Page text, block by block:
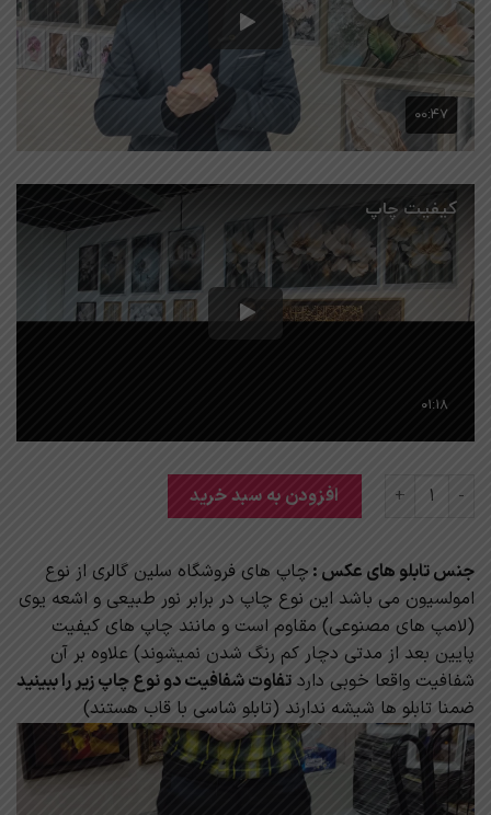
ساعت دیواری آینه ای مدرن کد 13 عددافزودن به سبد خرید
جنس تابلو های عکس : چاپ های فروشگاه سلین گالری از نوع
امولسیون می باشد این نوع چاپ در برابر نور طبیعی و اشعه یوی
(لامپ های مصنوعی) مقاوم است و مانند چاپ های کیفیت
پایین بعد از مدتی دچار کم رنگ شدن نمیشوند) علاوه بر آن
شفافیت واقعا خوبی دارد تفاوت شفافیت دو نوع چاپ زیر را ببینید
ضمنا تابلو ها شیشه ندارند (تابلو شاسی با قاب هستند)